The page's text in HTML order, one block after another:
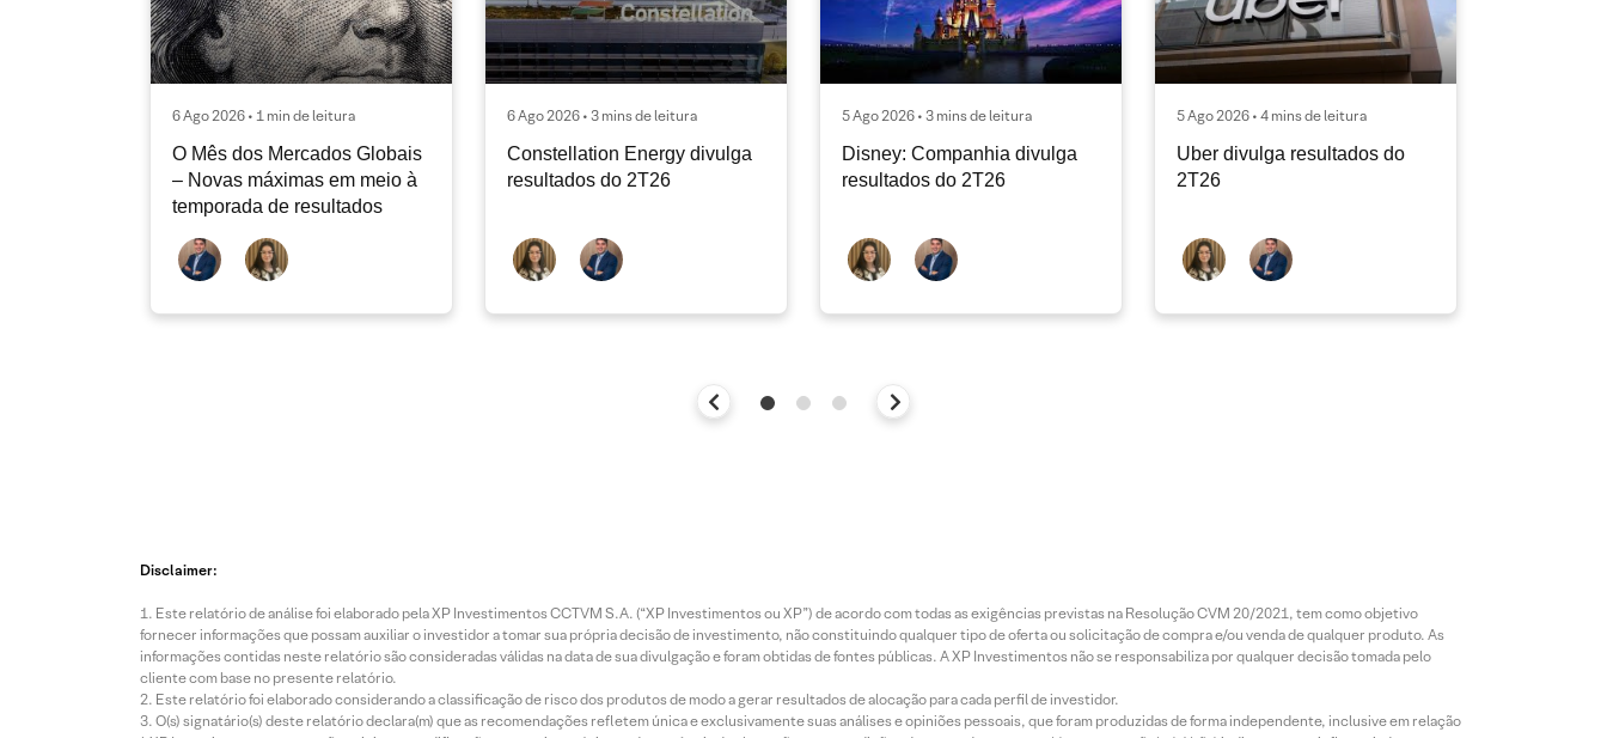
6 Ago 2026 • 1 min de leitura
O Mês dos Mercados Globais
– Novas máximas em meio à
temporada de resultados
6 Ago 2026 • 3 mins de leitura
Constellation Energy divulga
resultados do 2T26
5 Ago 2026 • 3 mins de leitura
Disney: Companhia divulga
resultados do 2T26
5 Ago 2026 • 4 mins de leitura
Uber divulga resultados do
2T26
Disclaimer:
Este relatório de análise foi elaborado pela XP Investimentos CCTVM S.A. (“XP Investimentos ou XP”) de acordo com todas as exigências previstas na Resolução CVM 20/2021, tem como objetivo
fornecer informações que possam auxiliar o investidor a tomar sua própria decisão de investimento, não constituindo qualquer tipo de oferta ou solicitação de compra e/ou venda de qualquer produto. As
informações contidas neste relatório são consideradas válidas na data de sua divulgação e foram obtidas de fontes públicas. A XP Investimentos não se responsabiliza por qualquer decisão tomada pelo
cliente com base no presente relatório.
Este relatório foi elaborado considerando a classificação de risco dos produtos de modo a gerar resultados de alocação para cada perfil de investidor.
O(s) signatário(s) deste relatório declara(m) que as recomendações refletem única e exclusivamente suas análises e opiniões pessoais, que foram produzidas de forma independente, inclusive em relação